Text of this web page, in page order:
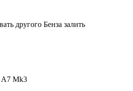
другого Бенза залить
A7 Mk3